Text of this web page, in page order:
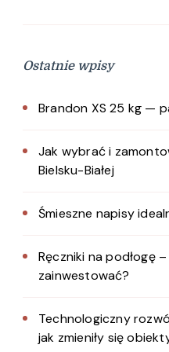
Ostatnie wpisy
Brandon XS 25 kg —
Jak wybrać i
Bielsku-Białej
Śmieszne napisy
Ręczniki na podłogę
zainwestować?
Technologiczny
jak zmieniły się